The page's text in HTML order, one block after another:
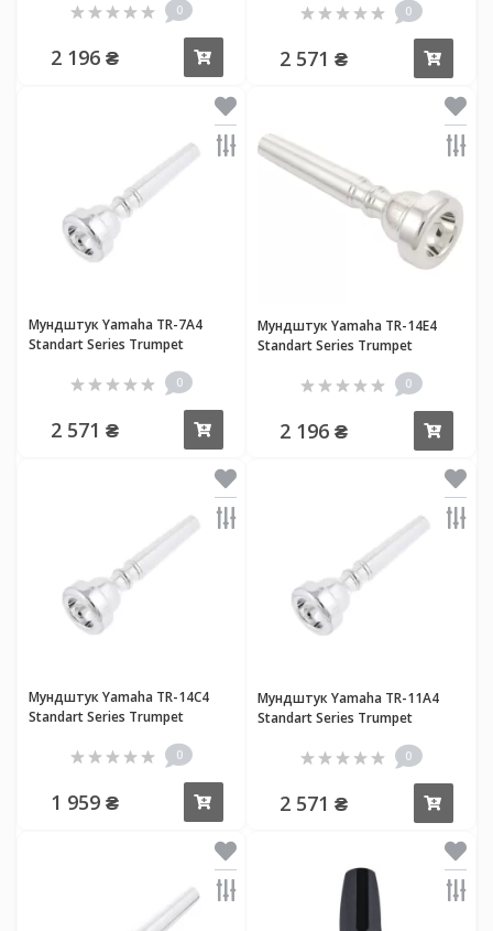
0
2 196 ₴
0
2 571 ₴
Мундштук Yamaha TR-7A4
Standart Series Trumpet
0
2 571 ₴
Мундштук Yamaha TR-14E4
Standart Series Trumpet
0
2 196 ₴
Мундштук Yamaha TR-14C4
Standart Series Trumpet
0
1 959 ₴
Мундштук Yamaha TR-11A4
Standart Series Trumpet
0
2 571 ₴